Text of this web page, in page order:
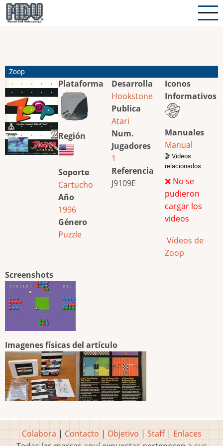
Pasar
al
Zoop
Plataforma
Región
Soporte
Cartucho
Año
1996
Género
Puzzle
Desarrolla
Hookstone
Publica
Atari
Num.
Jugadores
1
Referencia
J9109E
Iconos
Informativos
Manuales
Manual
🎬 Videos
relacionados
❌ No se
pudieron
cargar los
videos
Vídeos de
Zoop
Screenshots
Imagenes físicas del artículo
Colabora | Contacto | Objetivo | Staff| Enlaces